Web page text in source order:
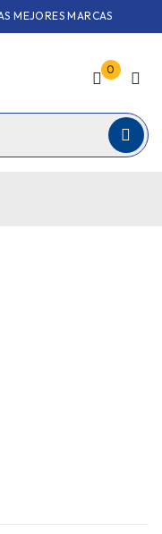
MEJORES MARCAS
0